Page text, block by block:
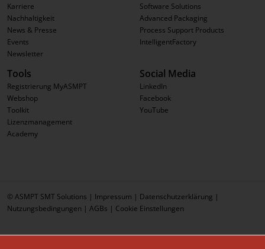
Karriere
Nachhaltigkeit
News & Presse
Events
Newsletter
Software Solutions
Advanced Packaging
Process Support Products
IntelligentFactory
Tools
Registrierung MyASMPT
Webshop
Toolkit
Lizenzmanagement
Academy
Social Media
LinkedIn
Facebook
YouTube
© ASMPT SMT Solutions | Impressum | Datenschutzerklärung |
Nutzungsbedingungen | AGBs | Cookie Einstellungen